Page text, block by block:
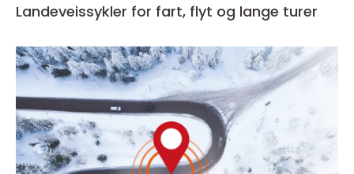
Landeveissykler for fart, flyt og lange turer